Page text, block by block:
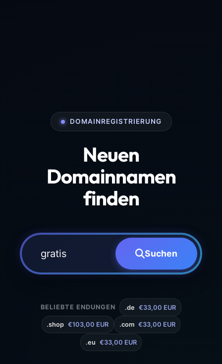
DOMAINREGISTRIERUNG
Neuen
Domainnamen
finden
Suchen
BELIEBTE ENDUNGEN .de €33,00 EUR
.shop €103,00 EUR .com €33,00 EUR
.eu €33,00 EUR